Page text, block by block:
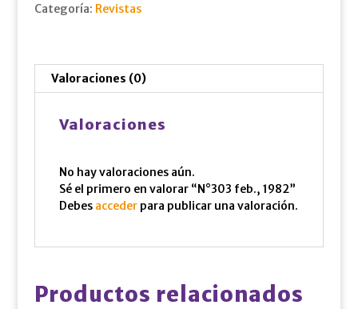
Categoría: Revistas
Valoraciones (0)
Valoraciones
No hay valoraciones aún.
Sé el primero en valorar “N°303 feb., 1982”
Debes accederpara publicar una valoración.
Productos relacionados